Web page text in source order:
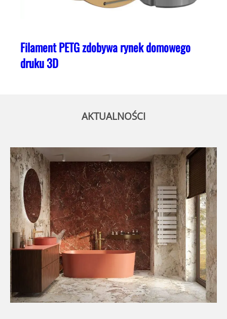
Filament PETG zdobywa rynek domowego
druku 3D
AKTUALNOŚCI